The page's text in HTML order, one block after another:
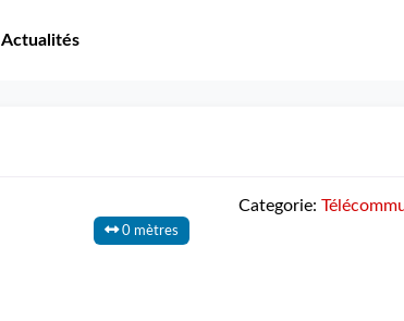
Actualités
Categorie:
0 mètres